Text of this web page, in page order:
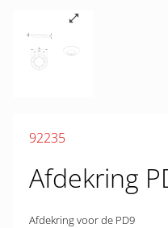
92235
Afdekring
Afdekring voor de PD9